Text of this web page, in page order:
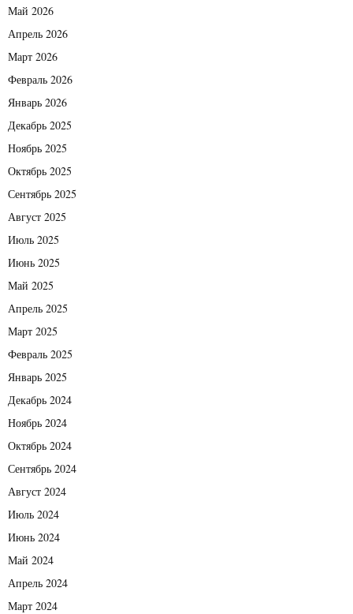
Май 2026
Апрель 2026
Март 2026
Февраль 2026
Январь 2026
Декабрь 2025
Ноябрь 2025
Октябрь 2025
Сентябрь 2025
Август 2025
Июль 2025
Июнь 2025
Май 2025
Апрель 2025
Март 2025
Февраль 2025
Январь 2025
Декабрь 2024
Ноябрь 2024
Октябрь 2024
Сентябрь 2024
Август 2024
Июль 2024
Июнь 2024
Май 2024
Апрель 2024
Март 2024